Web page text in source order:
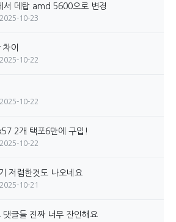
서 데탑 amd 5600으로 변경
2025-10-23
이
2025-10-22
2025-10-22
2개 택포6만에 구입!
2025-10-22
저렴한것도 나오네요
2025-10-21
글들 진짜 너무 잔인해요